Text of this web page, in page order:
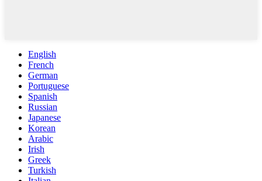
English
French
German
Portuguese
Spanish
Russian
Japanese
Korean
Arabic
Irish
Greek
Turkish